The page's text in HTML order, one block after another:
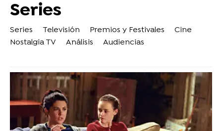
Series
Series Televisión Premios y Festivales
Cine
Nostalgia TV
Análisis Audiencias